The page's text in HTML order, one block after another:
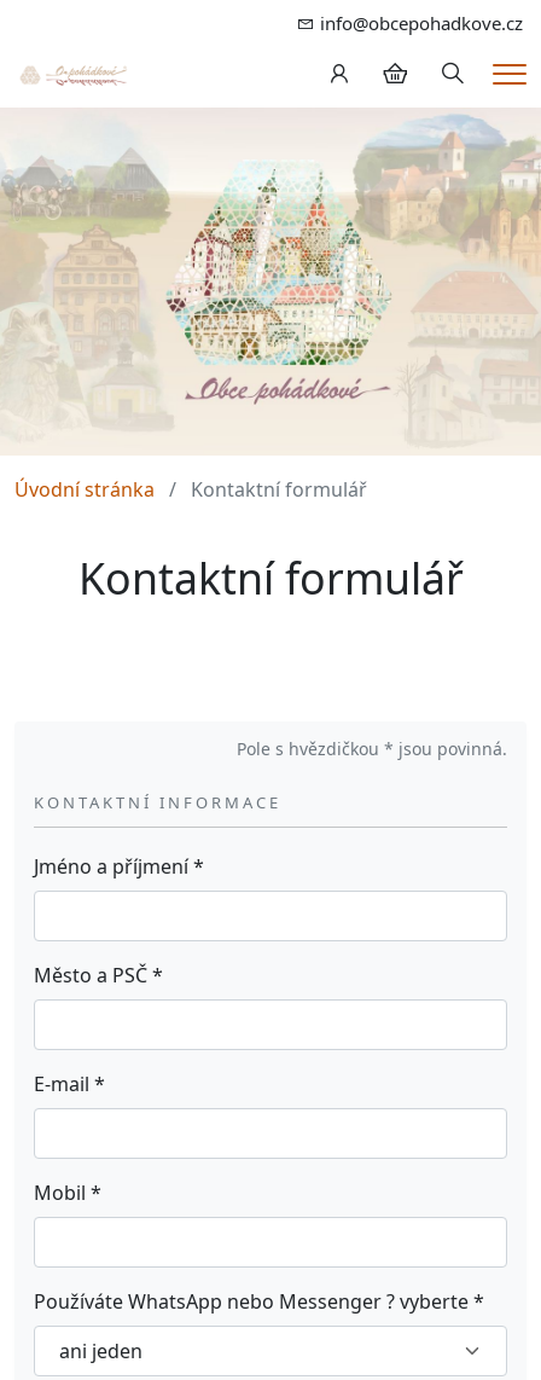
info@obcepohadkove.cz
Hledání
Úvodní stránka Kontaktní formulář
Kontaktní formulář
Pole s hvězdičkou * jsou povinná.
KONTAKTNÍ INFORMACE
Jméno a příjmení*
Město a PSČ*
E-mail *
Mobil *
Používáte WhatsApp nebo Messenger ? vyberte*